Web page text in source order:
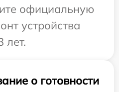
официальную
устройства
лет.
о готовности